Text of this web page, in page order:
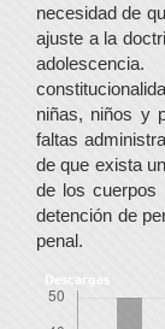
necesidad de
ajuste a la
niñas, niños y
faltas
de que exista
de los cuerpos
deten­ción de
penal.
Descargas